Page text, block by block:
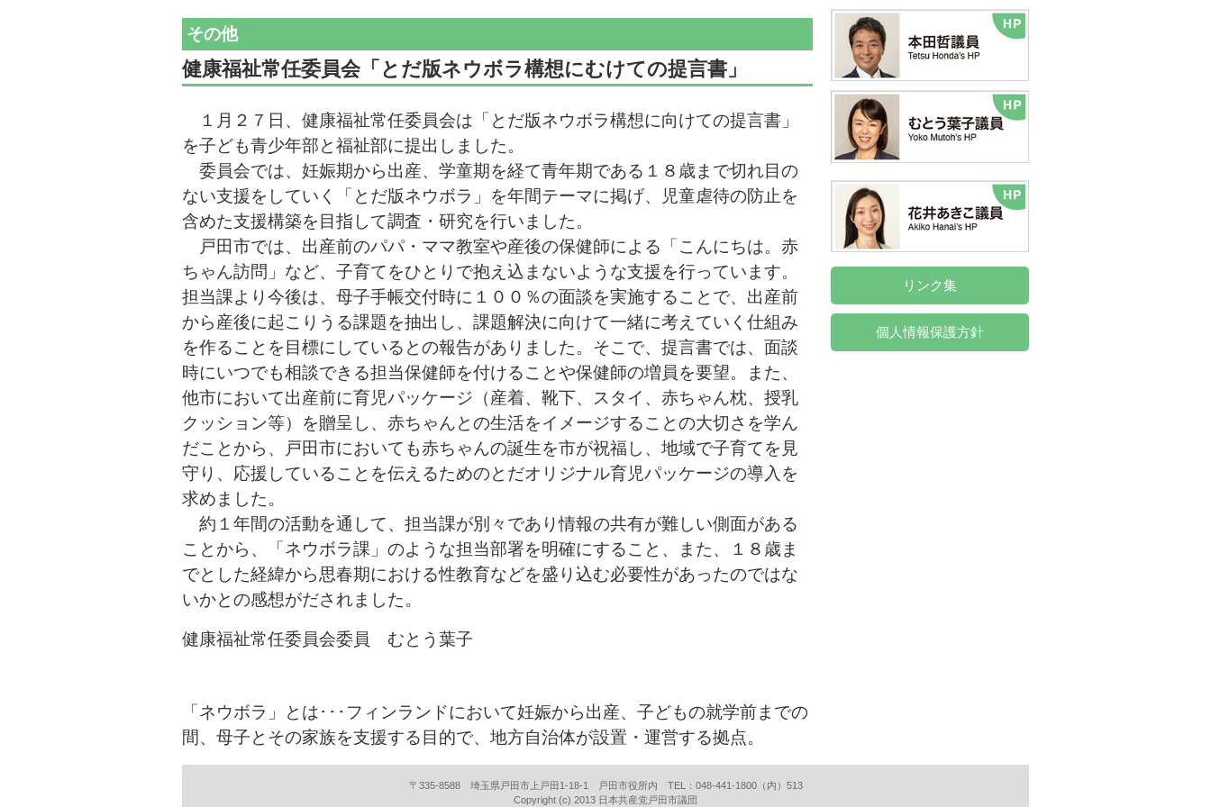
その他
健康福祉常任委員会「とだ版ネウボラ構想にむけての提言書」
１月２７日、健康福祉常任委員会は「とだ版ネウボラ構想に向けての提言書」
を子ども青少年部と福祉部に提出しました。
委員会では、妊娠期から出産、学童期を経て青年期である１８歳まで切れ目の
ない支援をしていく「とだ版ネウボラ」を年間テーマに掲げ、児童虐待の防止を
含めた支援構築を目指して調査・研究を行いました。
戸田市では、出産前のパパ・ママ教室や産後の保健師による「こんにちは。赤
ちゃん訪問」など、子育てをひとりで抱え込まないような支援を行っています。
担当課より今後は、母子手帳交付時に１００％の面談を実施することで、出産前
から産後に起こりうる課題を抽出し、課題解決に向けて一緒に考えていく仕組み
を作ることを目標にしているとの報告がありました。そこで、提言書では、面談
時にいつでも相談できる担当保健師を付けることや保健師の増員を要望。また、
他市において出産前に育児パッケージ（産着、靴下、スタイ、赤ちゃん枕、授乳
クッション等）を贈呈し、赤ちゃんとの生活をイメージすることの大切さを学ん
だことから、戸田市においても赤ちゃんの誕生を市が祝福し、地域で子育てを見
守り、応援していることを伝えるためのとだオリジナル育児パッケージの導入を
求めました。
約１年間の活動を通して、担当課が別々であり情報の共有が難しい側面がある
ことから、「ネウボラ課」のような担当部署を明確にすること、また、１８歳ま
でとした経緯から思春期における性教育などを盛り込む必要性があったのではな
いかとの感想がだされました。
健康福祉常任委員会委員 むとう葉子
「ネウボラ」とは･･･ フィンランドにおいて妊娠から出産、子どもの就学前までの
間、母子とその家族を支援する目的で、地方自治体が設置・運営する拠点。
リンク集
個人情報保護方針
〒335-8588 埼玉県戸田市上戸田1-18-1 戸田市役所内 TEL：048-441-1800（内）513
Copyright (c) 2013 日本共産党戸田市議団